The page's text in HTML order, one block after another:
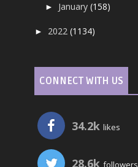
► January(158)
► 2022(1134)
CONNECT WITH US
34.2k likes
28.6k followers